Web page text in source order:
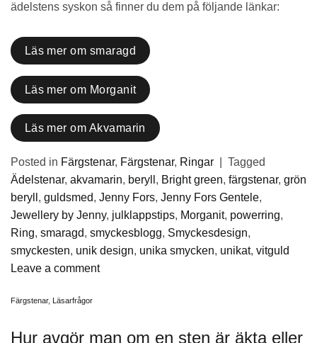
ädelstens syskon så finner du dem på följande länkar:
Läs mer om smaragd
Läs mer om Morganit
Läs mer om Akvamarin
Posted in Färgstenar, Färgstenar, Ringar
Tagged
Ädelstenar, akvamarin, beryll , Bright green, färgstenar, grön
beryll , guldsmed, Jenny Fors, Jenny Fors Gentele,
Jewellery by Jenny, julklappstips, Morganit, powerring,
Ring, smaragd, smyckesblogg, Smyckesdesign,
smyckesten, unik design, unika smycken, unikat, vitguld
Leave a comment
Färgstenar, Läsarfrågor
Hur avgör man om en sten är äkta eller